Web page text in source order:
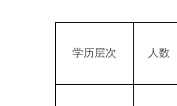
学历层次 人数